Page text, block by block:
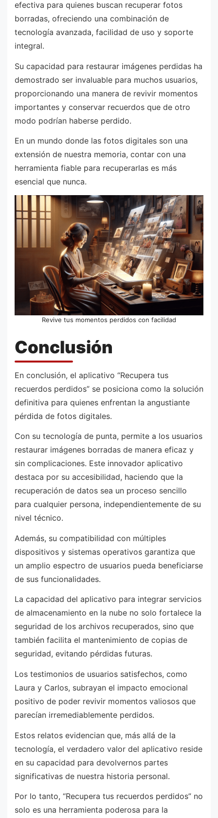
efectiva para quienes buscan recuperar fotos
borradas, ofreciendo una combinación de
tecnología avanzada, facilidad de uso y soporte
integral.
Su capacidad para restaurar imágenes perdidas ha
demostrado ser invaluable para muchos usuarios,
proporcionando una manera de revivir momentos
importantes y conservar recuerdos que de otro
modo podrían haberse perdido.
En un mundo donde las fotos digitales son una
extensión de nuestra memoria, contar con una
herramienta fiable para recuperarlas es más
esencial que nunca.
Revive tus momentos perdidos con facilidad
Conclusión
En conclusión, el aplicativo “Recupera tus
recuerdos perdidos” se posiciona como la solución
definitiva para quienes enfrentan la angustiante
pérdida de fotos digitales.
Con su tecnología de punta, permite a los usuarios
restaurar imágenes borradas de manera eficaz y
sin complicaciones. Este innovador aplicativo
destaca por su accesibilidad, haciendo que la
recuperación de datos sea un proceso sencillo
para cualquier persona, independientemente de su
nivel técnico.
Además, su compatibilidad con múltiples
dispositivos y sistemas operativos garantiza que
un amplio espectro de usuarios pueda beneficiarse
de sus funcionalidades.
La capacidad del aplicativo para integrar servicios
de almacenamiento en la nube no solo fortalece la
seguridad de los archivos recuperados, sino que
también facilita el mantenimiento de copias de
seguridad, evitando pérdidas futuras.
Los testimonios de usuarios satisfechos, como
Laura y Carlos, subrayan el impacto emocional
positivo de poder revivir momentos valiosos que
parecían irremediablemente perdidos.
Estos relatos evidencian que, más allá de la
tecnología, el verdadero valor del aplicativo reside
en su capacidad para devolvernos partes
significativas de nuestra historia personal.
Por lo tanto, “Recupera tus recuerdos perdidos” no
solo es una herramienta poderosa para la